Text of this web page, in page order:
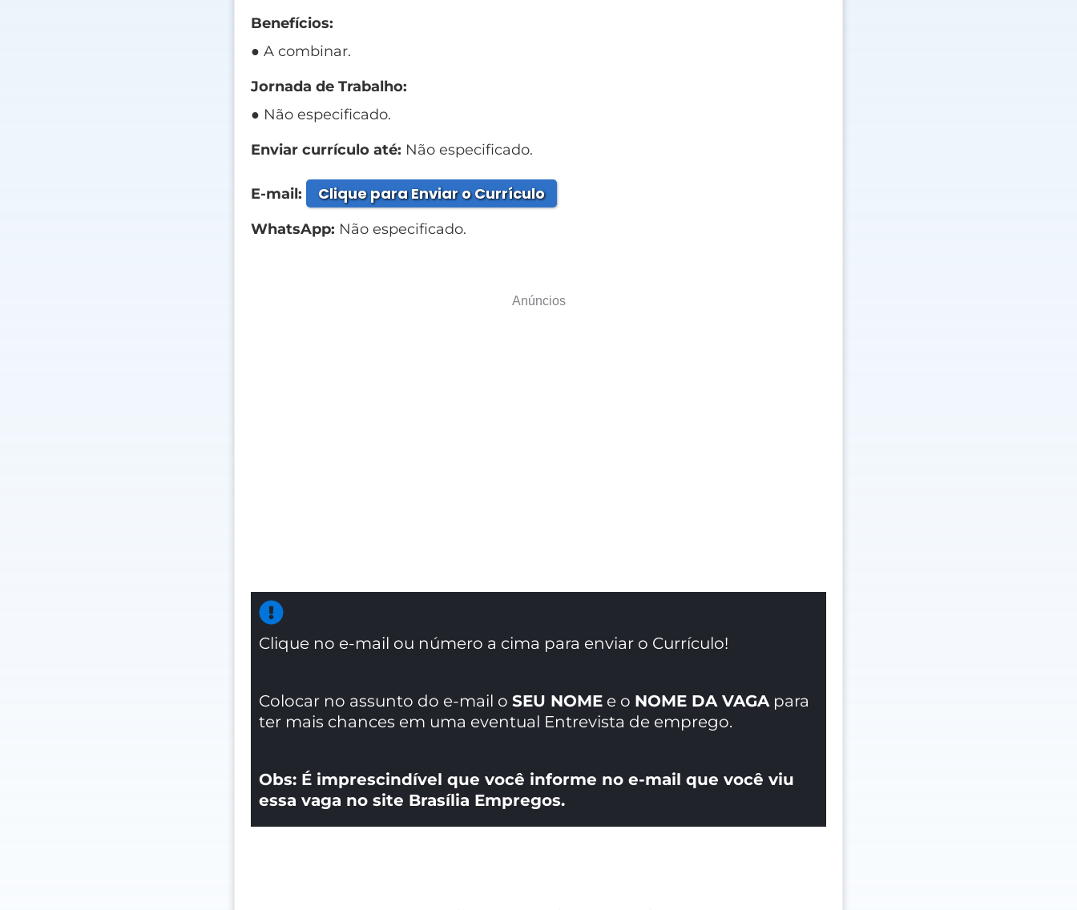
Benefícios:
● A combinar.
Jornada de Trabalho:
● Não especificado.
Enviar currículo até: Não especificado.
E-mail: Clique para Enviar o Currículo
WhatsApp: Não especificado.
Anúncios
Clique no e-mail ou número a cima para enviar o Currículo!
Colocar no assunto do e-mail oSEU NOME e o NOME DA VAGA para
ter mais chances em uma eventual Entrevista de emprego.
Obs: É imprescindível que você informe no e-mail que você viu
essa vaga no site Brasília Empregos.